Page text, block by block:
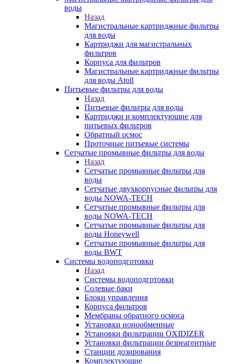
воды
Назад
Магистральные картриджные фильтры
для воды
Картриджи для магистральных
фильтров
Корпуса для фильтров
Магистральные картриджные фильтры
для воды Atoll
Питьевые фильтры для воды
Назад
Питьевые фильтры для воды
Картриджи и комплектующие для
питьевых фильтров
Обратный осмос
Проточные питьевые системы
Сетчатые промывные фильтры для воды
Назад
Сетчатые промывные фильтры для
воды
Сетчатые двухкорпусные фильтры для
воды NOWA-TECH
Сетчатые промывные фильтры для
воды NOWA-TECH
Сетчатые промывные фильтры для
воды Honeywell
Сетчатые промывные фильтры для
воды BWT
Системы водоподготовки
Назад
Системы водоподготовки
Солевые баки
Блоки управления
Корпуса фильтров
Мембраны обратного осмоса
Установки ионообменные
Установки фильтрации OXIDIZER
Установки фильтрации безреагентные
Станции дозирования
Комплектующие